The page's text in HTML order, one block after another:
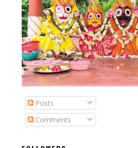
Posts
Comments